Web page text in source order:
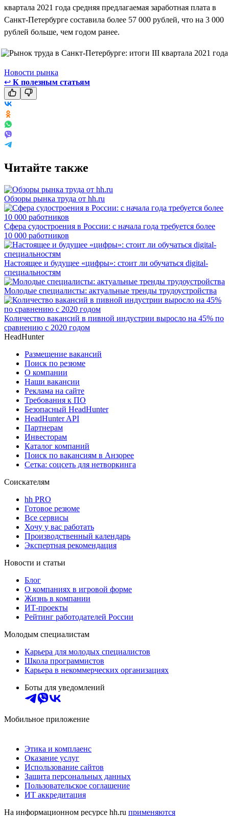
квартала 2021 года средняя предлагаемая заработная плата в
Санкт-Петербурге составила более 57 000 рублей, что на 3 000
рублей больше, чем годом ранее.
Новости рынка
↩ К полезным статьям
Читайте также
Обзоры рынка труда от hh.ru
Сфера судостроения в России: с начала года требуется более
10 000 работников
Настоящее и будущее «цифры»: стоит ли обучаться digital-
специальностям
Молодые специалисты: актуальные тренды трудоустройства
Количество вакансий в пивной индустрии выросло на 45% по
сравнению с 2020 годом
HeadHunter
Размещение вакансий
Поиск по резюме
О компании
Наши вакансии
Реклама на сайте
Требования к ПО
Безопасный HeadHunter
HeadHunter API
Партнерам
Инвесторам
Каталог компаний
Поиск по вакансиям в Анзорее
Сетка: соцсеть для нетворкинга
Соискателям
hh PRO
Готовое резюме
Все сервисы
Хочу у вас работать
Производственный календарь
Экспертная рекомендация
Новости и статьи
Блог
О компаниях в игровой форме
Жизнь в компании
ИТ-проекты
Рейтинг работодателей России
Молодым специалистам
Карьера для молодых специалистов
Школа программистов
Карьера в некоммерческих организациях
Боты для уведомлений
Мобильное приложение
Этика и комплаенс
Оказание услуг
Использование сайтов
Защита персональных данных
Пользовательское соглашение
ИТ аккредитация
На информационном ресурсе hh.ru применяются